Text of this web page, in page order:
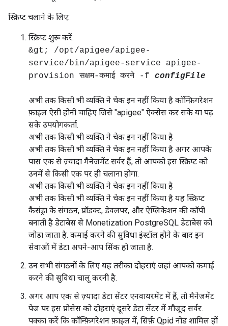
स्क्रिप्ट चलाने के लिए:
स्क्रिप्ट शुरू करें:
&gt; /opt/apigee/apigee-
service/bin/apigee-service apigee-
provision सक्षम-कमाई करने -f configFile
अभी तक किसी भी व्यक्ति ने चेक इन नहीं किया है कॉन्फ़िगरेशन
फ़ाइल ऐसी होनी चाहिए जिसे "apigee" ऐक्सेस कर सके या पढ़
सके उपयोगकर्ता.
अभी तक किसी भी व्यक्ति ने चेक इन नहीं किया है
अभी तक किसी भी व्यक्ति ने चेक इन नहीं किया है अगर आपके
पास एक से ज़्यादा मैनेजमेंट सर्वर हैं, तो आपको इस स्क्रिप्ट को
उनमें से किसी एक पर ही चलाना होगा.
अभी तक किसी भी व्यक्ति ने चेक इन नहीं किया है
अभी तक किसी भी व्यक्ति ने चेक इन नहीं किया है यह स्क्रिप्ट
कैसंड्रा के संगठन, प्रॉडक्ट, डेवलपर, और ऐप्लिकेशन की कॉपी
बनाती है डेटाबेस से Monetization PostgreSQL डेटाबेस को
जोड़ा जाता है. कमाई करने की सुविधा इंस्टॉल होने के बाद इन
सेवाओं में डेटा अपने-आप सिंक हो जाता है.
उन सभी संगठनों के लिए यह तरीका दोहराएं जहां आपको कमाई
करने की सुविधा चालू करनी है.
अगर आप एक से ज़्यादा डेटा सेंटर एनवायरमेंट में हैं, तो मैनेजमेंट
पेज पर इस प्रोसेस को दोहराएं दूसरे डेटा सेंटर में मौजूद सर्वर.
पक्का करें कि कॉन्फ़िगरेशन फ़ाइल में, सिर्फ़ Qpid नोड शामिल हों